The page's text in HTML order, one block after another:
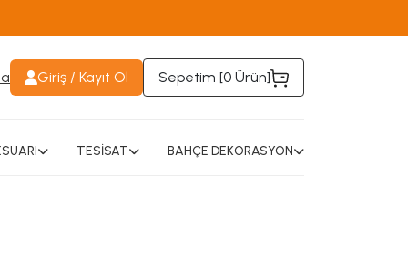
Giriş / Kayıt Ol Sepetim [0 Ürün]
TESİSAT BAHÇE DEKORASYON